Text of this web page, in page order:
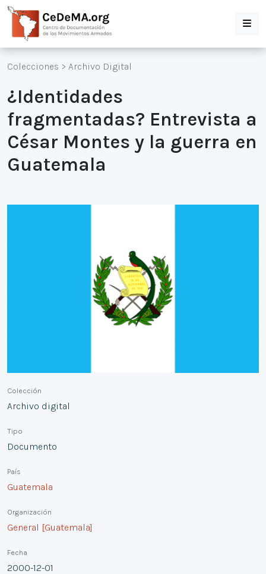
Colecciones > Archivo Digital
¿Identidades
fragmentadas? Entrevista a
César Montes y la guerra en
Guatemala
Colección
Archivo digital
Tipo
Documento
País
Guatemala
Organización
General [Guatemala]
Fecha
2000-12-01